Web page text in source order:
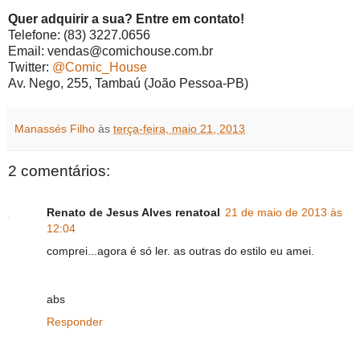
Quer adquirir a sua? Entre em contato!
Telefone: (83) 3227.0656
Email: vendas@comichouse.com.br
Twitter: @Comic_House
Av. Nego, 255, Tambaú (João Pessoa-PB)
Manassés Filho às terça-feira, maio 21, 2013
2 comentários:
Renato de Jesus Alves renatoal 21 de maio de 2013 às
12:04
comprei...agora é só ler. as outras do estilo eu amei.
abs
Responder